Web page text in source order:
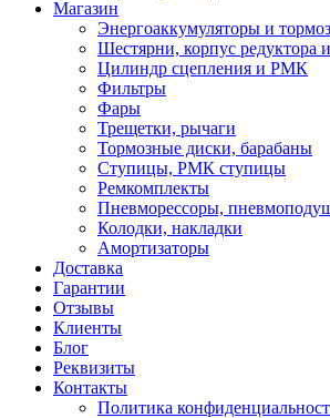
Магазин
Энергоаккумуляторы и
Шестярни, корпус редуктора
Цилиндр сцепления и РМК
Фильтры
Фары
Трещетки, рычаги
Тормозные диски, барабаны
Ступицы, РМК ступицы
Ремкомплекты
Пневморессоры,
Колодки, накладки
Амортизаторы
Доставка
Гарантии
Отзывы
Клиенты
Блог
Реквизиты
Контакты
Политика